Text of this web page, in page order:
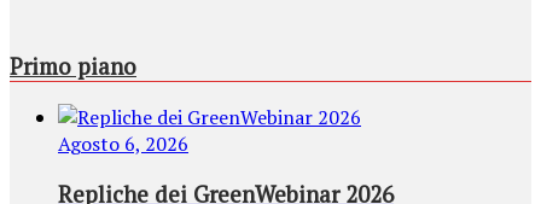
Primo piano
Agosto 6, 2026
Repliche dei GreenWebinar 2026